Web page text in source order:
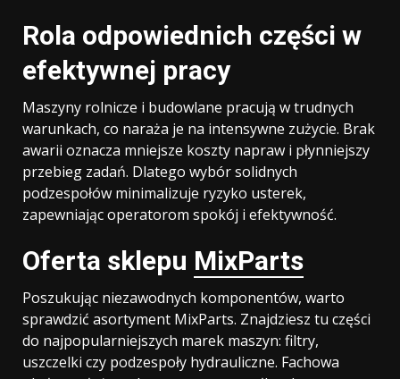
Rola odpowiednich części w
efektywnej pracy
Maszyny rolnicze i budowlane pracują w trudnych
warunkach, co naraża je na intensywne zużycie. Brak
awarii oznacza mniejsze koszty napraw i płynniejszy
przebieg zadań. Dlatego wybór solidnych
podzespołów minimalizuje ryzyko usterek,
zapewniając operatorom spokój i efektywność.
Oferta sklepu MixParts
Poszukując niezawodnych komponentów, warto
sprawdzić asortyment MixParts. Znajdziesz tu części
do najpopularniejszych marek maszyn: filtry,
uszczelki czy podzespoły hydrauliczne. Fachowa